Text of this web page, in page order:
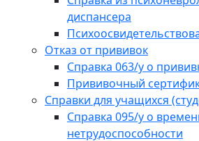
диспансера
Отказ от прививок
Справка 063/у о
Прививочный
Справки для учащихся
Справка 095/у о
нетрудоспособности